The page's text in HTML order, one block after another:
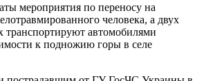
мероприятия по переносу на
человека, а двух
транспортируют автомобилями
к подножию горы в селе